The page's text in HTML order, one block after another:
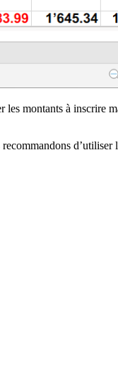
les montants à inscrire
d’utiliser